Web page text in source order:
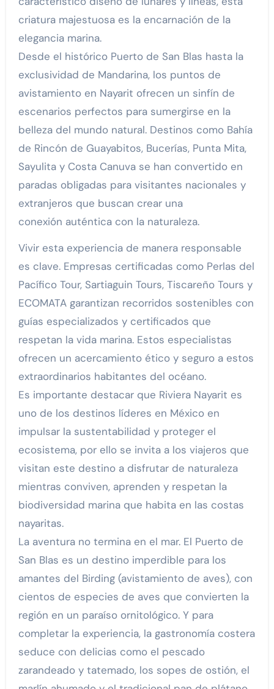
criatura majestuosa es la encarnación de la
elegancia marina.
Desde el histórico Puerto de San Blas hasta la
exclusividad de Mandarina, los puntos de
avistamiento en Nayarit ofrecen un sinfín de
escenarios perfectos para sumergirse en la
belleza del mundo natural. Destinos como Bahía
de Rincón de Guayabitos, Bucerías, Punta Mita,
Sayulita y Costa Canuva se han convertido en
paradas obligadas para visitantes nacionales y
extranjeros que buscan crear una
conexión auténtica con la naturaleza.
Vivir esta experiencia de manera responsable
es clave. Empresas certificadas como Perlas del
Pacífico Tour, Sartiaguin Tours, Tiscareño Tours y
ECOMATA garantizan recorridos sostenibles con
guías especializados y certificados que
respetan la vida marina. Estos especialistas
ofrecen un acercamiento ético y seguro a estos
extraordinarios habitantes del océano.
Es importante destacar que Riviera Nayarit es
uno de los destinos líderes en México en
impulsar la sustentabilidad y proteger el
ecosistema, por ello se invita a los viajeros que
visitan este destino a disfrutar de naturaleza
mientras conviven, aprenden y respetan la
biodiversidad marina que habita en las costas
nayaritas.
La aventura no termina en el mar. El Puerto de
San Blas es un destino imperdible para los
amantes del Birding (avistamiento de aves), con
cientos de especies de aves que convierten la
región en un paraíso ornitológico. Y para
completar la experiencia, la gastronomía costera
seduce con delicias como el pescado
zarandeado y tatemado, los sopes de ostión, el